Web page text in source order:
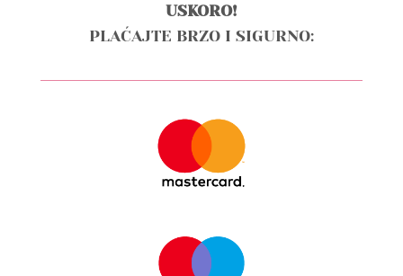
USKORO!
PLAĆAJTE BRZO I SIGURNO: